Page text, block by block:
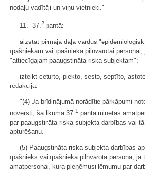
nodaļu vadītāji un viņu vietnieki."
11. 37.2 pantā:
aizstāt pirmajā daļā vārdus
īpašniekam vai īpašnieka pilnvarotai personai,
"attiecīgajam paaugstināta riska subjektam";
izteikt ceturto, piekto, sesto, septīto,
redakcijā:
"(4) Ja brīdinājumā norādītie pārkāpumi
novērsti, šā likuma 37. 1 pantā minētās
par paaugstināta riska subjekta darbības vai
apturēšanu.
(5) Paaugstināta riska subjekta darbības
īpašnieks vai īpašnieka pilnvarota persona, ja
amatpersonai, kura pieņēmusi lēmumu par